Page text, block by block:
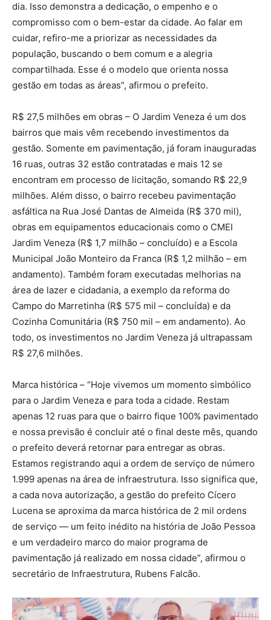
dia. Isso demonstra a dedicação, o empenho e o
compromisso com o bem-estar da cidade. Ao falar em
cuidar, refiro-me a priorizar as necessidades da
população, buscando o bem comum e a alegria
compartilhada. Esse é o modelo que orienta nossa
gestão em todas as áreas”, afirmou o prefeito.
R$ 27,5 milhões em obras – O Jardim Veneza é um dos
bairros que mais vêm recebendo investimentos da
gestão. Somente em pavimentação, já foram inauguradas
16 ruas, outras 32 estão contratadas e mais 12 se
encontram em processo de licitação, somando R$ 22,9
milhões. Além disso, o bairro recebeu pavimentação
asfáltica na Rua José Dantas de Almeida (R$ 370 mil),
obras em equipamentos educacionais como o CMEI
Jardim Veneza (R$ 1,7 milhão – concluído) e a Escola
Municipal João Monteiro da Franca (R$ 1,2 milhão – em
andamento). Também foram executadas melhorias na
área de lazer e cidadania, a exemplo da reforma do
Campo do Marretinha (R$ 575 mil – concluída) e da
Cozinha Comunitária (R$ 750 mil – em andamento). Ao
todo, os investimentos no Jardim Veneza já ultrapassam
R$ 27,6 milhões.
Marca histórica – “Hoje vivemos um momento simbólico
para o Jardim Veneza e para toda a cidade. Restam
apenas 12 ruas para que o bairro fique 100% pavimentado
e nossa previsão é concluir até o final deste mês, quando
o prefeito deverá retornar para entregar as obras.
Estamos registrando aqui a ordem de serviço de número
1.999 apenas na área de infraestrutura. Isso significa que,
a cada nova autorização, a gestão do prefeito Cícero
Lucena se aproxima da marca histórica de 2 mil ordens
de serviço — um feito inédito na história de João Pessoa
e um verdadeiro marco do maior programa de
pavimentação já realizado em nossa cidade”, afirmou o
secretário de Infraestrutura, Rubens Falcão.